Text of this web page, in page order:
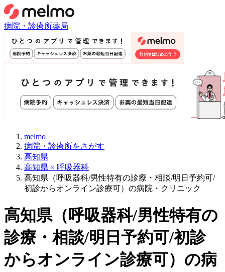
病院・診療所薬局
melmo
病院・診療所をさがす
高知県
高知県 × 呼吸器科
高知県（呼吸器科/男性特有の診療・相談/明日予約可/
初診からオンライン診療可）の病院・クリニック
高知県（呼吸器科/男性特有の
診療・相談/明日予約可/初診
からオンライン診療可） の病